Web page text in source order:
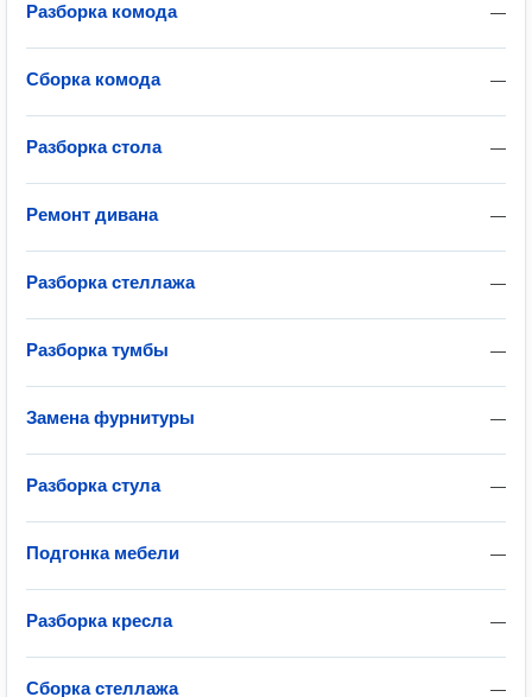
—
Разборка комода
—
Сборка комода
—
Разборка стола
—
Ремонт дивана
—
Разборка стеллажа
—
Разборка тумбы
—
Замена фурнитуры
—
Разборка стула
—
Подгонка мебели
—
Разборка кресла
—
Сборка стеллажа